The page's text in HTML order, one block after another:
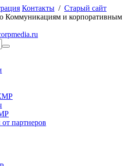
Контакты / Старый сайт
Коммуникациям и корпоративным
партнеров